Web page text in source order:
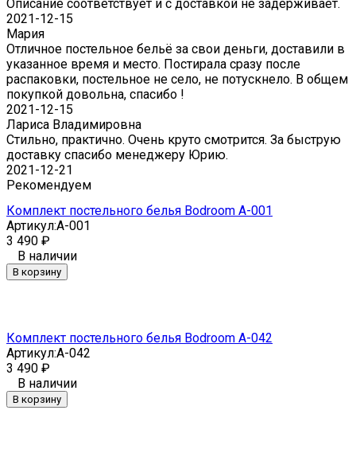
Описание соответствует и с доставкой не задерживает.
2021-12-15
Мария
Отличное постельное бельё за свои деньги, доставили в
указанное время и место. Постирала сразу после
распаковки, постельное не село, не потускнело. В общем
покупкой довольна, спасибо !
2021-12-15
Лариса Владимировна
Стильно, практично. Очень круто смотрится. За быструю
доставку спасибо менеджеру Юрию.
2021-12-21
Рекомендуем
Комплект постельного белья Bodroom A-001
Артикул:A-001
3 490 ₽
В наличии
В корзину
Комплект постельного белья Bodroom A-042
Артикул:A-042
3 490 ₽
В наличии
В корзину